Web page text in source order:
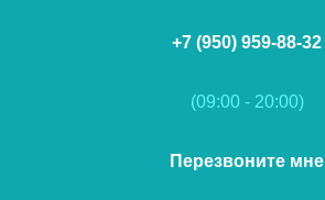
+7 (950) 959-88-32
(09:00 - 20:00)
Перезвоните мне